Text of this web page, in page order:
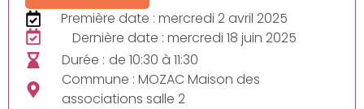
Première date : mercredi 2 avril 2025
Dernière date : mercredi 18 juin 2025
Durée : de 10:30 à 11:30
Commune : MOZAC Maison des
associations salle 2